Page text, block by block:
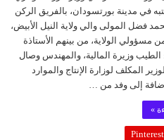
في مدينة بورتسودان، بالفريق الركن
فضل المولى والي ولاية النيل الأبيض،
مسؤولي الولاية، من بينهم الأستاذة
الطيب وزيرة المالية، والمهندس وصال
المكلف لوزارة الإنتاج والموارد
إضافة إلى وفد من …
»
Pinterest